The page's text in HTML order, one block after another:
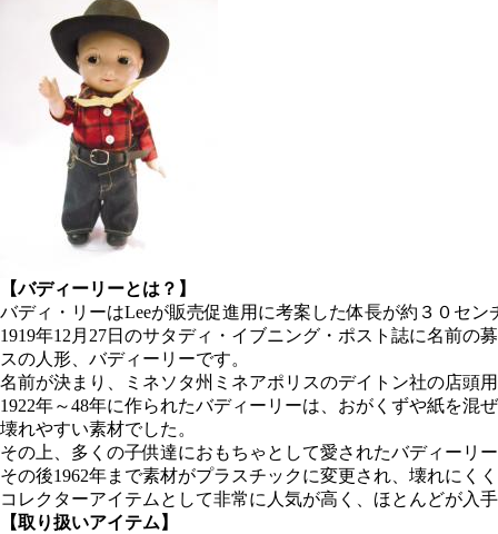
【バディーリーとは？】
バディ・リーはLeeが販売促進用に考案した体長が約３０セン
1919年12月27日のサタディ・イブニング・ポスト誌に名前
スの人形、バディーリーです。
名前が決まり、ミネソタ州ミネアポリスのデイトン社の店頭
1922年～48年に作られたバディーリーは、おがくずや紙を
壊れやすい素材でした。
その上、多くの子供達におもちゃとして愛されたバディーリ
その後1962年まで素材がプラスチックに変更され、壊れにく
コレクターアイテムとして非常に人気が高く、ほとんどが入
【取り扱いアイテム】